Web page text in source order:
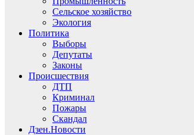
Сельское хозяйство
Экология
Политика
Выборы
Депутаты
Законы
Происшествия
ДТП
Криминал
Пожары
Скандал
Дзен.Новости